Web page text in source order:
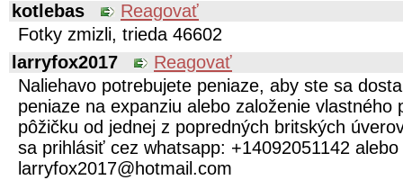
kotlebas
Reagovať
Fotky zmizli, trieda 46602
larryfox2017
Reagovať
Naliehavo potrebujete peniaze, aby ste sa
peniaze na expanziu alebo založenie vlastného
pôžičku od jednej z popredných britských
sa prihlásiť cez whatsapp: +14092051142
larryfox2017@hotmail.com